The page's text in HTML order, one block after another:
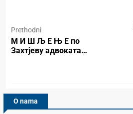
Prethodni
М И Ш Љ Е Њ Е по
Захтјеву адвоката…
O nama